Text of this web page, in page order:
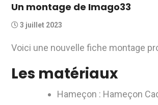
Un montage de Imago33
3 juillet 2023
Voici une nouvelle fiche montage
Les matériaux
Hameçon : Hameçon